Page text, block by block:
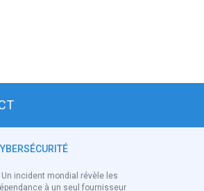
Un incident mondial révèle les
à un seul fournisseur